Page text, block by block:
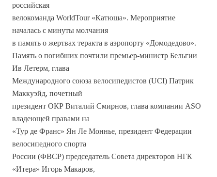
российская
велокоманда WorldTour «Катюша». Мероприятие
началась с минуты молчания
в память о жертвах теракта в аэропорту «Домодедово».
Память о погибших почтили премьер-министр Бельгии
Ив Летерм, глава
Международного союза велосипедистов (UCI) Патрик
Маккуэйд, почетный
президент ОКР Виталий Смирнов, глава компании ASO
владеющей правами на
«Тур де Франс» Ян Ле Моннье, президент Федерации
велосипедного спорта
России (ФВСР) председатель Совета директоров НГК
«Итера» Игорь Макаров,